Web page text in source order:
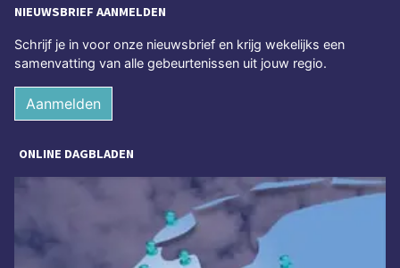
NIEUWSBRIEF AANMELDEN
Schrijf je in voor onze nieuwsbrief en krijg wekelijks een
samenvatting van alle gebeurtenissen uit jouw regio.
Aanmelden
ONLINE DAGBLADEN